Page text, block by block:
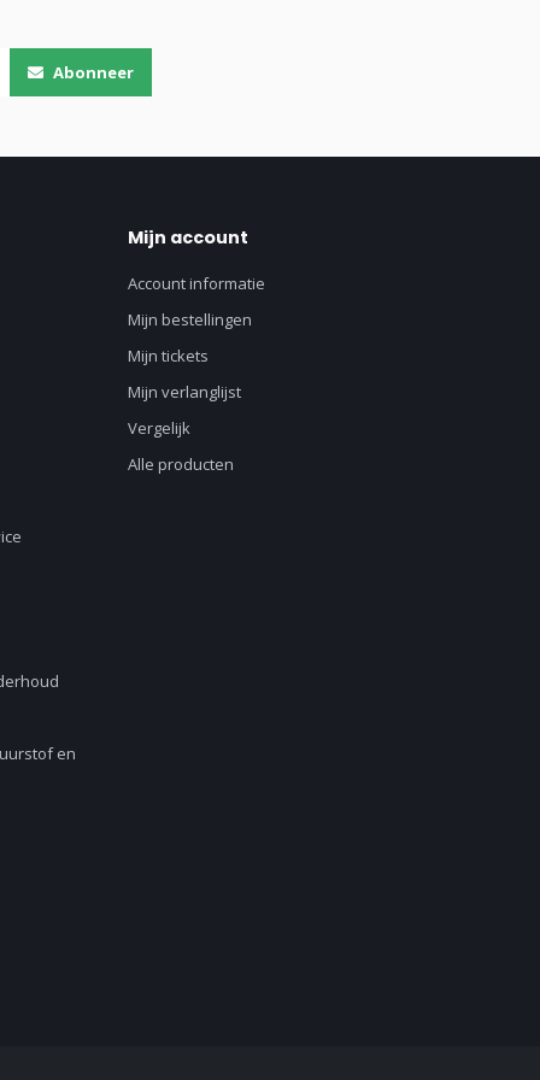
Abonneer
en
Mijn account
Account informatie
Mijn bestellingen
Mijn tickets
Mijn verlanglijst
Vergelijk
Alle producten